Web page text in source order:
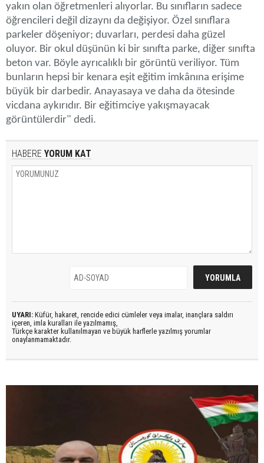
yakın olan öğretmenleri alıyorlar. Bu sınıfların sadece
öğrencileri değil dizaynı da değişiyor. Özel sınıflara
parkeler döşeniyor; duvarları, perdesi daha güzel
oluyor. Bir okul düşünün ki bir sınıfta parke, diğer sınıfta
beton var. Böyle ayrıcalıklı bir görüntü veriliyor. Tüm
bunların hepsi bir kenara eşit eğitim imkânına erişime
büyük bir darbedir. Anayasaya ve daha da ötesinde
vicdana aykırıdır. Bir eğitimciye yakışmayacak
görüntülerdir" dedi.
HABERE YORUM KAT
UYARI: Küfür, hakaret, rencide edici cümleler veya imalar, inançlara saldırı
içeren, imla kuralları ile yazılmamış,
Türkçe karakter kullanılmayan ve büyük harflerle yazılmış yorumlar
onaylanmamaktadır.